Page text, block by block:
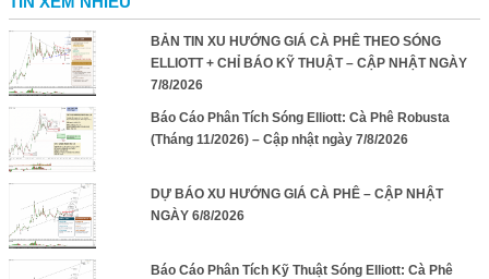
BẢN TIN XU HƯỚNG GIÁ CÀ PHÊ THEO SÓNG
ELLIOTT + CHỈ BÁO KỸ THUẬT – CẬP NHẬT NGÀY
7/8/2026
Báo Cáo Phân Tích Sóng Elliott: Cà Phê Robusta
(Tháng 11/2026) – Cập nhật ngày 7/8/2026
DỰ BÁO XU HƯỚNG GIÁ CÀ PHÊ – CẬP NHẬT
NGÀY 6/8/2026
Báo Cáo Phân Tích Kỹ Thuật Sóng Elliott: Cà Phê